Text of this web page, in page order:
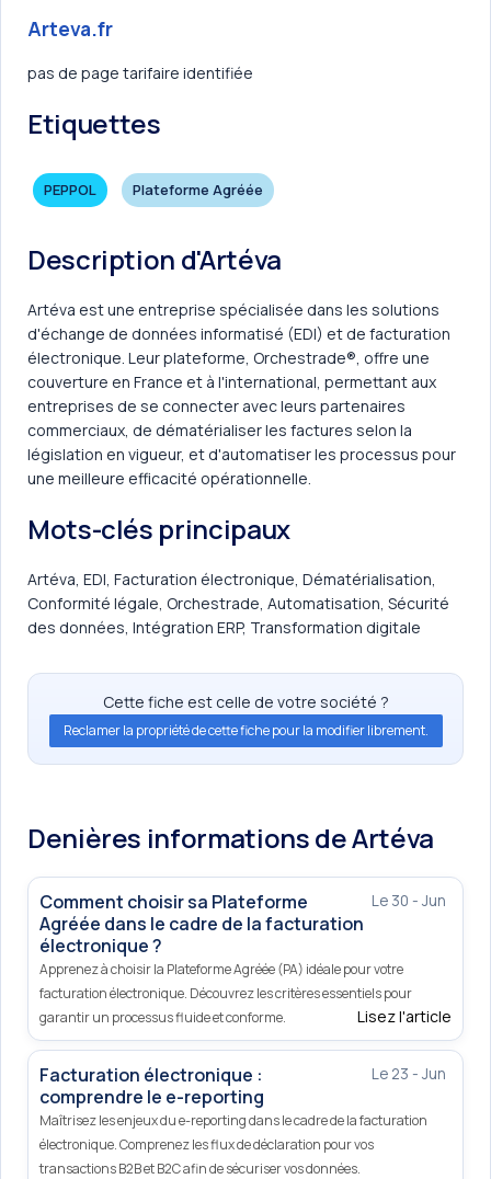
Arteva.fr
pas de page tarifaire identifiée
Etiquettes
PEPPOL Plateforme Agréée
Description d'Artéva
Artéva est une entreprise spécialisée dans les solutions
d'échange de données informatisé (EDI) et de facturation
électronique. Leur plateforme, Orchestrade®, offre une
couverture en France et à l'international, permettant aux
entreprises de se connecter avec leurs partenaires
commerciaux, de dématérialiser les factures selon la
législation en vigueur, et d'automatiser les processus pour
une meilleure efficacité opérationnelle.
Mots-clés principaux
Artéva, EDI, Facturation électronique, Dématérialisation,
Conformité légale, Orchestrade, Automatisation, Sécurité
des données, Intégration ERP, Transformation digitale
Cette fiche est celle de votre société ?
Reclamer la propriété de cette fiche pour la modifier librement.
Denières informations de Artéva
Le 30 - Jun
Comment choisir sa Plateforme
Agréée dans le cadre de la facturation
électronique ?
Apprenez à choisir la Plateforme Agréée (PA) idéale pour votre
facturation électronique. Découvrez les critères essentiels pour
garantir un processus fluide et conforme.
Lisez l'article
Le 23 - Jun
Facturation électronique :
comprendre le e-reporting
Maîtrisez les enjeux du e-reporting dans le cadre de la facturation
électronique. Comprenez les flux de déclaration pour vos
transactions B2B et B2C afin de sécuriser vos données.